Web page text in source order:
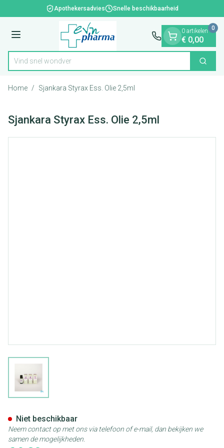
Ga naar de inhoudApothekersadvies Snelle beschikbaarheid
Menu
Product, merk, categorie...
Vind snel Zoek
0 artikelen
€ 0,00
0
Home / Sjankara Styrax Ess. Olie 2,5ml
Sjankara Styrax Ess. Olie 2,5ml
View larger image
Niet beschikbaar
Neem contact op met ons via telefoon of e-mail, dan bekijken we
samen de mogelijkheden.